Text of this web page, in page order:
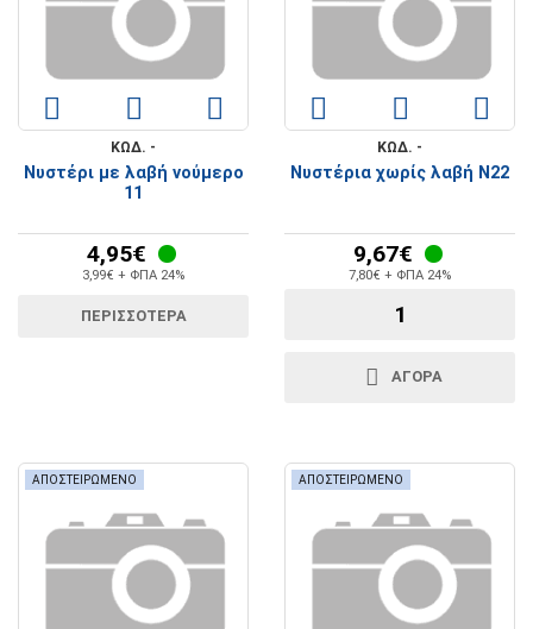
ΚΩΔ. -
Νυστέρι με λαβή νούμερο
11
4,95€
3,99€ + ΦΠΑ 24%
ΠΕΡΙΣΣΟΤΕΡΑ
ΚΩΔ. -
Νυστέρια χωρίς λαβή Ν22
9,67€
7,80€ + ΦΠΑ 24%
ΑΓΟΡΑ
ΑΠΟΣΤΕΙΡΩΜΕΝΟ ΑΠΟΣΤΕΙΡΩΜΕΝΟ